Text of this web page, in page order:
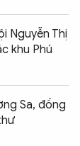
Nguyễn Thị
khu Phú
Sa, đồng